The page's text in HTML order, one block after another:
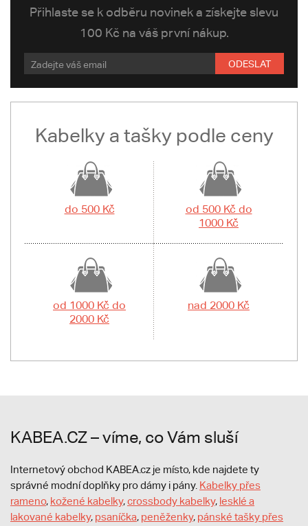
Přihlaste se k odběru novinek a získejte slevu
100 Kč na váš první nákup.
ODESLAT
Kabelky a tašky podle ceny
do 500 Kč
od 500 Kč do
1000 Kč
od 1000 Kč do
2000 Kč
nad 2000 Kč
KABEA.CZ – víme, co Vám sluší
Internetový obchod KABEA.cz je místo, kde najdete ty
správné modní doplňky pro dámy i pány. Kabelky přes
rameno, kožené kabelky,crossbody kabelky, lesklé a
lakované kabelky, psaníčka, peněženky, pánské tašky přes